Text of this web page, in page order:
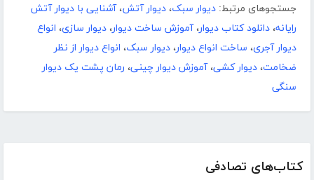
کتاب‌های تصادفی
جستجوهای مرتبط: دیوار سبک، دیوار آتش،آشنایی با دیوار آتش
رایانه، دانلود کتاب دیوار،آموزش ساخت دیوار، دیوار سازی، انواع
دیوار آجری، ساخت انواع دیوار، دیوار سبک، انواع دیوار از نظر
ضخامت، دیوار کشی،آموزش دیوار چینی، رمان پشت یک دیوار
سنگی